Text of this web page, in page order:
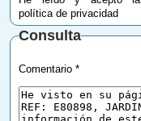
política de privacidad
Consulta
Comentario *